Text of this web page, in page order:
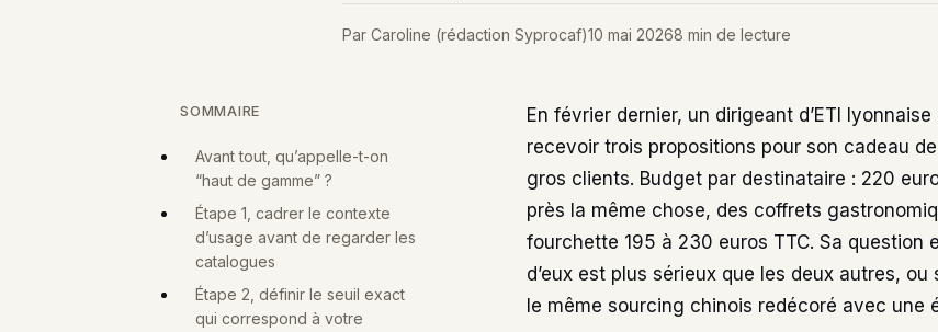
Par Caroline (rédaction Syprocaf)10 mai 20268 min de lecture
SOMMAIRE
Avant tout, qu’appelle-t-on
“haut de gamme” ?
Étape 1, cadrer le contexte
d’usage avant de regarder les
catalogues
Étape 2, définir le seuil exact
qui correspond à votre
En février dernier, un dirigeant d’ETI
recevoir trois propositions pour son cadeau
gros clients. Budget par destinataire : 220
près la même chose, des coffrets
fourchette 195 à 230 euros TTC. Sa question
d’eux est plus sérieux que les deux autres,
le même sourcing chinois redécoré avec une